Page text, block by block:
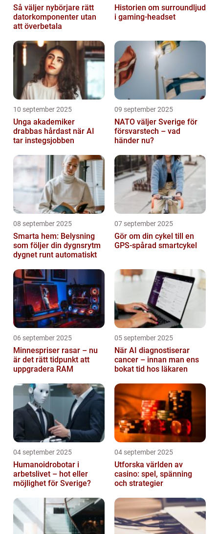
Så väljer nybörjare rätt
datorkomponenter utan
att överbetala
Historien om surroundljud
i gaming-headset
10 september 2025
Unga akademiker
drabbas hårdast när AI
tar instegsjobben
09 september 2025
NATO väljer Sverige för
försvarstech – vad
händer nu?
08 september 2025
Smarta hem: Belysning
som följer din dygnsrytm
dygnet runt automatiskt
07 september 2025
Gör om din cykel till en
GPS-spårad smartcykel
06 september 2025
Minnespriser rasar – nu
är det rätt tidpunkt att
uppgradera RAM
05 september 2025
När AI diagnostiserar
cancer – innan man ens
bokat tid hos läkaren
04 september 2025
Humanoidrobotar i
arbetslivet – hot eller
möjlighet för Sverige?
04 september 2025
Utforska världen av
casino: spel, spänning
och strategier